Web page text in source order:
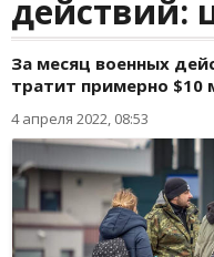
действий:
За месяц военных
тратит примерно $10
4 апреля 2022, 08:53